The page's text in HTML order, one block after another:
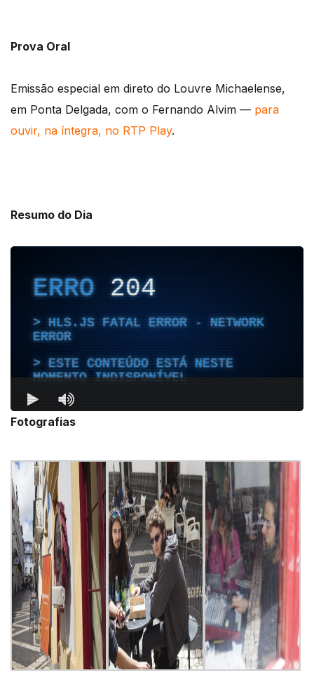
Prova Oral
Emissão especial em direto do Louvre Michaelense,
em Ponta Delgada, com o Fernando Alvim — para
ouvir, na íntegra, no RTP Play.
Resumo do Dia
Fotografias